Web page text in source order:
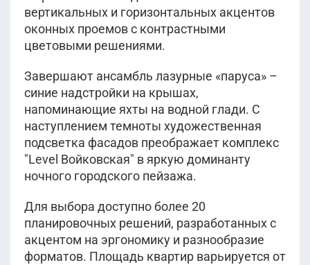
вертикальных и горизонтальных акцентов
оконных проемов с контрастными
цветовыми решениями.
Завершают ансамбль лазурные «паруса» –
синие надстройки на крышах,
напоминающие яхты на водной глади. С
наступлением темноты художественная
подсветка фасадов преображает комплекс
"Level Войковская" в яркую доминанту
ночного городского пейзажа.
Для выбора доступно более 20
планировочных решений, разработанных с
акцентом на эргономику и разнообразие
форматов. Площадь квартир варьируется от